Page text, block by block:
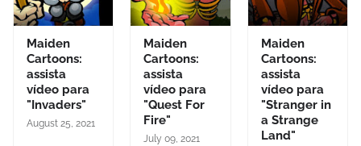
Maiden
Cartoons:
assista
vídeo para
"Invaders"
August 25, 2021
Maiden
Cartoons:
assista
vídeo para
"Quest For
Fire"
July 09, 2021
Maiden
Cartoons:
assista
vídeo para
"Stranger in
a Strange
Land"